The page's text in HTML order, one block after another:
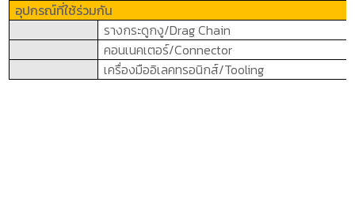
อุปกรณ์ที่ใช้ร่วมกัน
รางกระดูกงู/Drag Chain
คอนเนคเตอร์/Connector
เครื่องมืออิเลคทรอนิกส์/Tooling